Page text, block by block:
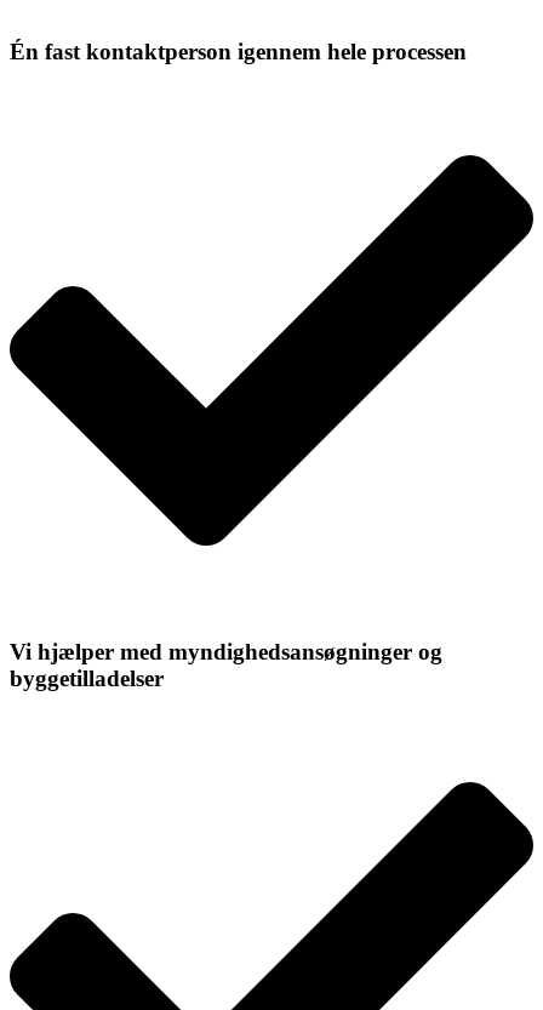
Én fast kontaktperson igennem hele processen
Vi hjælper med myndighedsansøgninger og
byggetilladelser